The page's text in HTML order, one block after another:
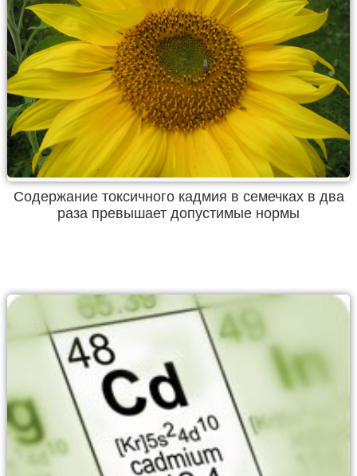
Содержание токсичного кадмия в семечках в два
раза превышает допустимые нормы